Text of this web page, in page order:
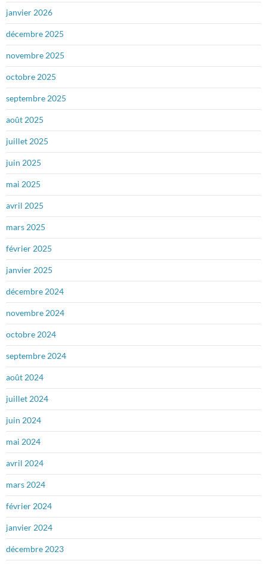
janvier 2026
décembre 2025
novembre 2025
octobre 2025
septembre 2025
août 2025
juillet 2025
juin 2025
mai 2025
avril 2025
mars 2025
février 2025
janvier 2025
décembre 2024
novembre 2024
octobre 2024
septembre 2024
août 2024
juillet 2024
juin 2024
mai 2024
avril 2024
mars 2024
février 2024
janvier 2024
décembre 2023